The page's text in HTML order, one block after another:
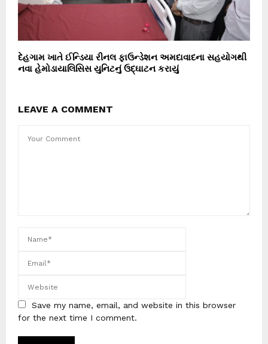
દેહગામ ખાતે ઈન્ડિયા રીનલ ફાઉન્ડેશન અમદાવાદના સહયોગથી
નવા હેમોડાયાલિસિસ યુનિટનું ઉદ્ઘાટન કરાયું
LEAVE A COMMENT
Save my name, email, and website in this browser
for the next time I comment.